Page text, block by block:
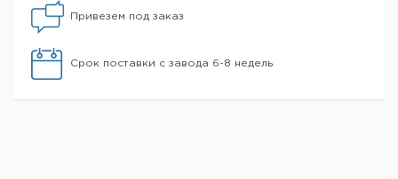
Привезем под заказ
Срок поставки с завода 6-8 недель